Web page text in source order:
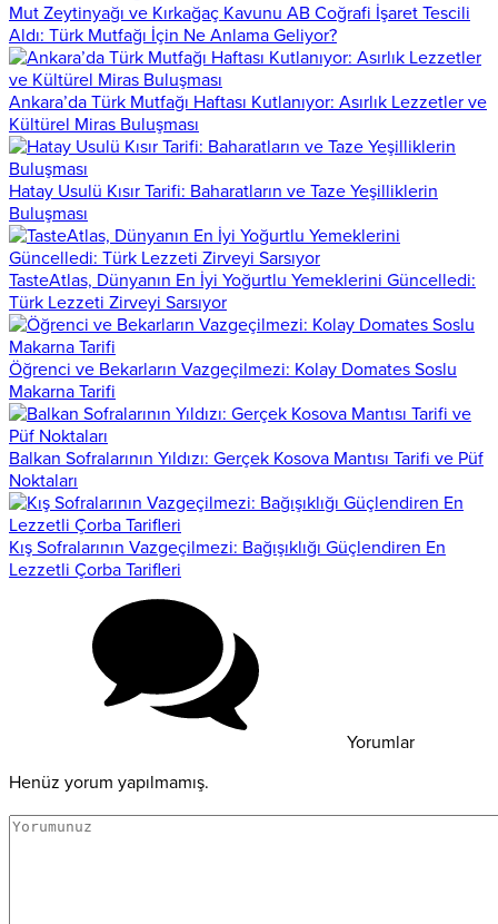
Mut Zeytinyağı ve Kırkağaç Kavunu AB Coğrafi İşaret Tescili
Aldı: Türk Mutfağı İçin Ne Anlama Geliyor?
Ankara’da Türk Mutfağı Haftası Kutlanıyor: Asırlık Lezzetler ve
Kültürel Miras Buluşması
Hatay Usulü Kısır Tarifi: Baharatların ve Taze Yeşilliklerin
Buluşması
TasteAtlas, Dünyanın En İyi Yoğurtlu Yemeklerini Güncelledi:
Türk Lezzeti Zirveyi Sarsıyor
Öğrenci ve Bekarların Vazgeçilmezi: Kolay Domates Soslu
Makarna Tarifi
Balkan Sofralarının Yıldızı: Gerçek Kosova Mantısı Tarifi ve Püf
Noktaları
Kış Sofralarının Vazgeçilmezi: Bağışıklığı Güçlendiren En
Lezzetli Çorba Tarifleri
Yorumlar
Henüz yorum yapılmamış.